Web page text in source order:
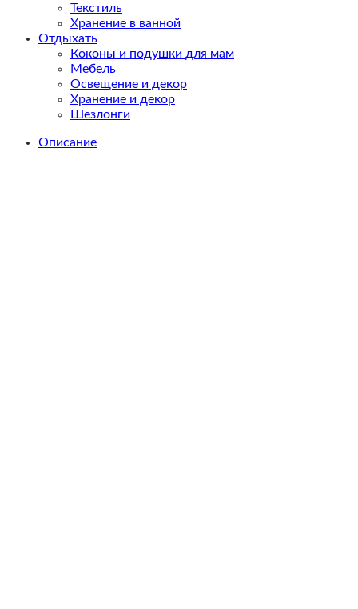
Текстиль
Хранение в ванной
Отдыхать
Коконы и подушки для мам
Мебель
Освещение и декор
Хранение и декор
Шезлонги
Описание